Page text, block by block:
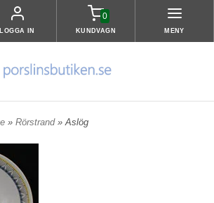
LOGGA IN
0
KUNDVAGN MENY
» Rörstrand » Aslög